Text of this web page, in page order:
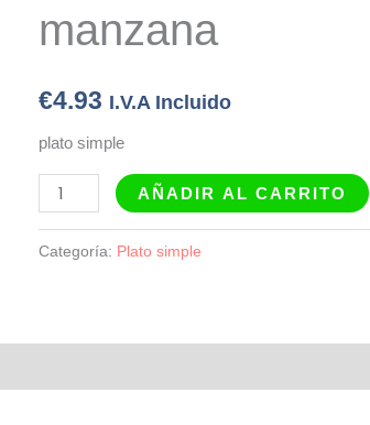
manzana
€4.93 I.V.A Incluido
plato simple
AÑADIR AL CARRITO
Categoría: Plato simple